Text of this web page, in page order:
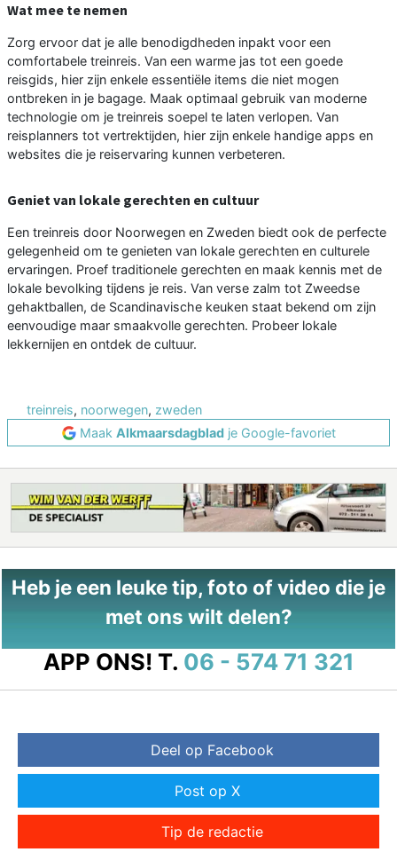
Wat mee te nemen
Zorg ervoor dat je alle benodigdheden inpakt voor een
comfortabele treinreis. Van een warme jas tot een goede
reisgids, hier zijn enkele essentiële items die niet mogen
ontbreken in je bagage. Maak optimaal gebruik van moderne
technologie om je treinreis soepel te laten verlopen. Van
reisplanners tot vertrektijden, hier zijn enkele handige apps en
websites die je reiservaring kunnen verbeteren.
Geniet van lokale gerechten en cultuur
Een treinreis door Noorwegen en Zweden biedt ook de perfecte
gelegenheid om te genieten van lokale gerechten en culturele
ervaringen. Proef traditionele gerechten en maak kennis met de
lokale bevolking tijdens je reis. Van verse zalm tot Zweedse
gehaktballen, de Scandinavische keuken staat bekend om zijn
eenvoudige maar smaakvolle gerechten. Probeer lokale
lekkernijen en ontdek de cultuur.
treinreis, noorwegen, zweden
Maak Alkmaarsdagbladje Google-favoriet
Heb je een leuke tip, foto of video die je
met ons wilt delen?
APP ONS! T. 06 - 574 71 321
Deel op Facebook
Post op X
Tip de redactie